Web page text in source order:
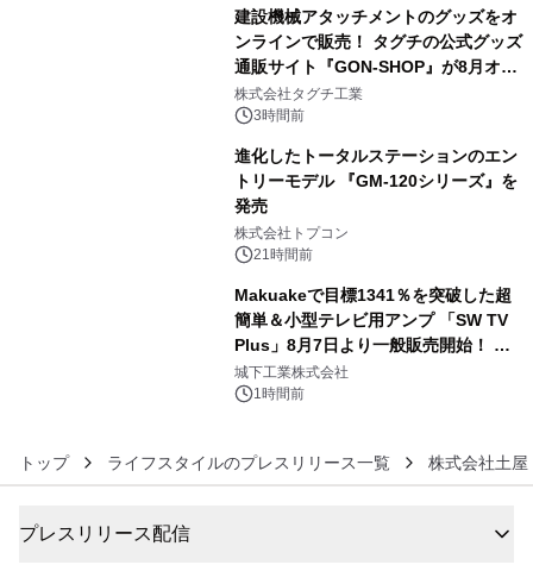
建設機械アタッチメントのグッズをオ
ンラインで販売！ タグチの公式グッズ
通販サイト『GON-SHOP』が8月オー
プン
株式会社タグチ工業
3時間前
進化したトータルステーションのエン
トリーモデル 『GM-120シリーズ』を
発売
株式会社トプコン
21時間前
Makuakeで目標1341％を突破した超
簡単＆小型テレビ用アンプ 「SW TV
Plus」8月7日より一般販売開始！ ケ
ーブル1本つなぐだけ、テレビの音が
ぐっと豊かに
城下工業株式会社
1時間前
トップ ライフスタイルのプレスリリース一覧 株式会社土屋
プレスリリース配信